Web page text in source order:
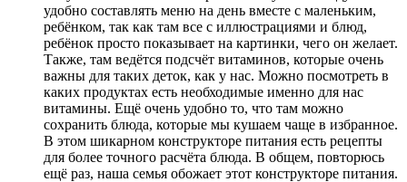
удобно составлять меню на день вместе с маленьким,
ребёнком, так как там все с иллюстрациями и блюд,
ребёнок просто показывает на картинки, чего он желает.
Также, там ведётся подсчёт витаминов, которые очень
важны для таких деток, как у нас. Можно посмотреть в
каких продуктах есть необходимые именно для нас
витамины. Ещё очень удобно то, что там можно
сохранить блюда, которые мы кушаем чаще в избранное.
В этом шикарном конструкторе питания есть рецепты
для более точного расчёта блюда. В общем, повторюсь
ещё раз, наша семья обожает этот конструкторе питания.